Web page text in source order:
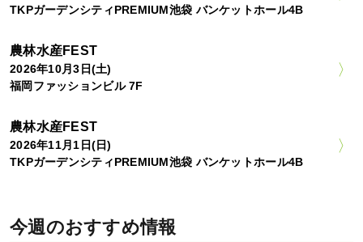
TKPガーデンシティPREMIUM池袋 バンケットホール4B
農林水産FEST
2026年10月3日(土)
福岡ファッションビル 7F
農林水産FEST
2026年11月1日(日)
TKPガーデンシティPREMIUM池袋 バンケットホール4B
今週のおすすめ情報